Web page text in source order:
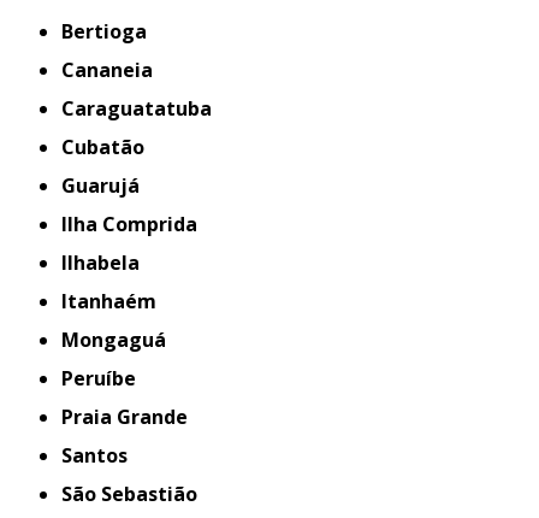
Bertioga
Cananeia
Caraguatatuba
Cubatão
Guarujá
Ilha Comprida
Ilhabela
Itanhaém
Mongaguá
Peruíbe
Praia Grande
Santos
São Sebastião